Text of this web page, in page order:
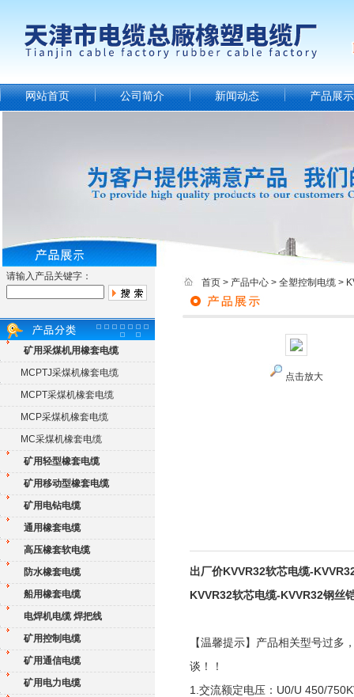
网站首页 公司简介 新闻动态 产品展示
请输入产品关键字：
矿用采煤机用橡套电缆
MCPTJ采煤机橡套电缆
MCPT采煤机橡套电缆
MCP采煤机橡套电缆
MC采煤机橡套电缆
矿用轻型橡套电缆
矿用移动型橡套电缆
矿用电钻电缆
通用橡套电缆
高压橡套软电缆
防水橡套电缆
船用橡套电缆
电焊机电缆 焊把线
矿用控制电缆
矿用通信电缆
矿用电力电缆
首页 > 产品中心 > 全塑控制电缆 >
点击放大
出厂价KVVR32软芯电缆-
KVVR32软芯电缆-KVVR32钢丝
【温馨提示】产品相关型号过
谈！！
1.交流额定电压：U0/U 450/